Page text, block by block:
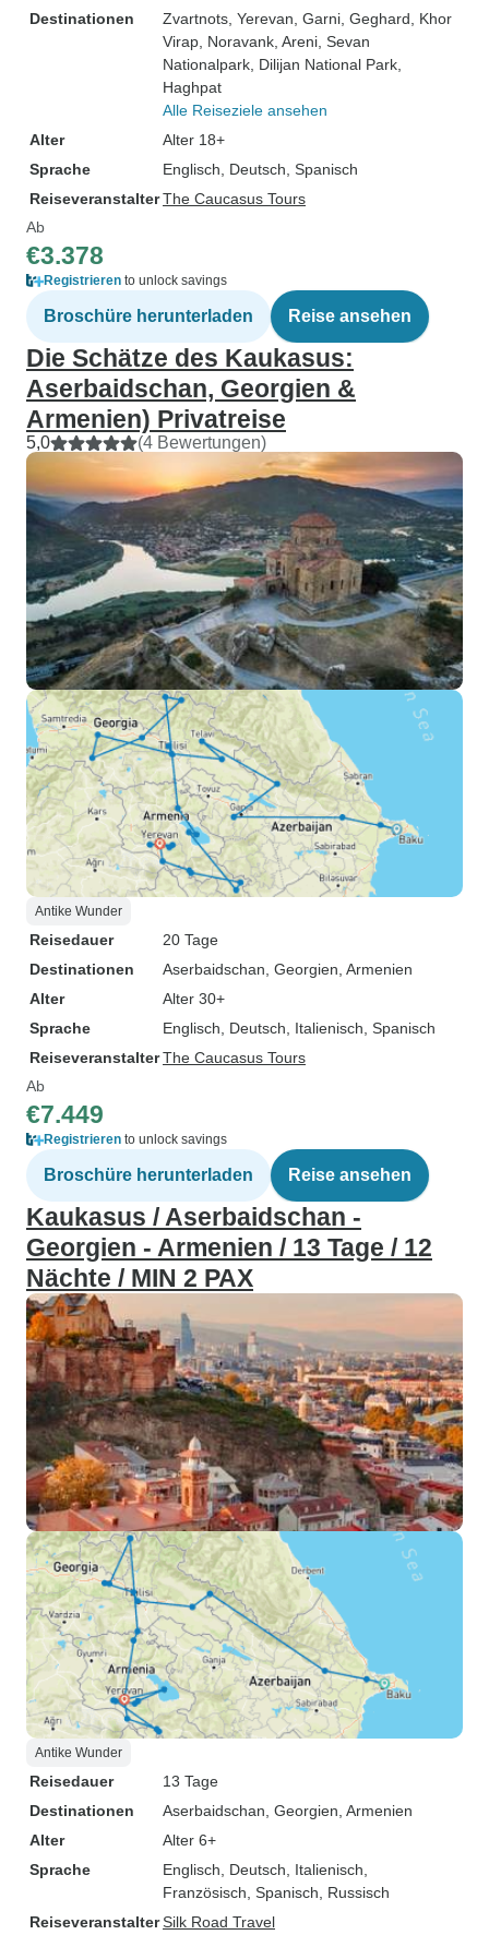
Destinationen Zvartnots , Yerevan , Garni , Geghard , Khor
Virap , Noravank , Areni , Sevan
Nationalpark , Dilijan National Park
Haghpat
Alle Reiseziele ansehen
Alter
Alter 18+
Sprache
Englisch, Deutsch, Spanisch
ReiseveranstalterThe Caucasus Tours
Ab
€3.378
Registrieren to unlock savings
Broschüre herunterladen Reise ansehen
Die Schätze des Kaukasus:
Aserbaidschan, Georgien &
Armenien) Privatreise
5,0 (4 Bewertungen)
Antike Wunder
Reisedauer
20 Tage
Destinationen
Aserbaidschan , Georgien , Armenien
Alter
Alter 30+
Sprache
Englisch, Deutsch, Italienisch, Spanisch
ReiseveranstalterThe Caucasus Tours
Ab
€7.449
Registrieren to unlock savings
Broschüre herunterladen Reise ansehen
Kaukasus / Aserbaidschan -
Georgien - Armenien / 13 Tage / 12
Nächte / MIN 2 PAX
Antike Wunder
Reisedauer
13 Tage
Destinationen
Aserbaidschan , Georgien , Armenien
Alter
Alter 6+
Sprache
Englisch, Deutsch, Italienisch,
Französisch, Spanisch, Russisch
ReiseveranstalterSilk Road Travel